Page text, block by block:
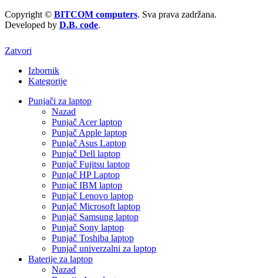
Copyright © BITCOM computers. Sva prava zadržana.
Developed by D.B. code.
Zatvori
Izbornik
Kategorije
Punjači za laptop
Nazad
Punjač Acer laptop
Punjač Apple laptop
Punjač Asus Laptop
Punjač Dell laptop
Punjač Fujitsu laptop
Punjač HP Laptop
Punjač IBM laptop
Punjač Lenovo laptop
Punjač Microsoft laptop
Punjač Samsung laptop
Punjač Sony laptop
Punjač Toshiba laptop
Punjač univerzalni za laptop
Baterije za laptop
Nazad